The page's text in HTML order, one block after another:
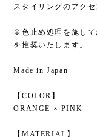
スタイリングのアク
※色止め処理を施して
を推奨いたします。
Made in Japan
【COLOR】
ORANGE × PINK
【MATERIAL】